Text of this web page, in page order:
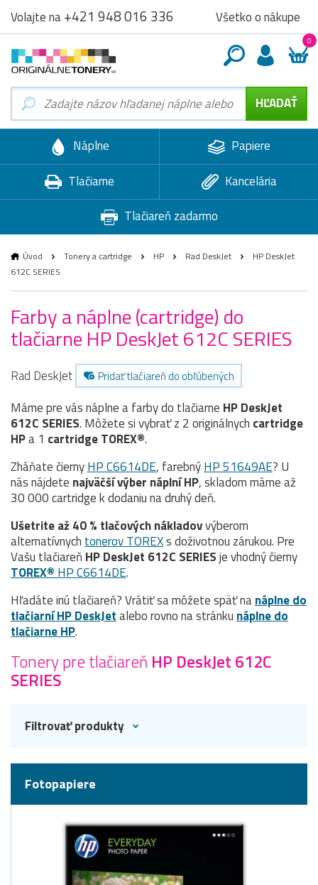
Volajte na+421 948 016 336 Všetko o nákupe
0
Náplne
Papiere
Tlačiarne
Kancelária
Tlačiareň zadarmo
Úvod Tonery a cartridge HP Rad DeskJet
HP DeskJet
612C SERIES
Farby a náplne (cartridge) do
tlačiarne HP DeskJet 612C SERIES
Rad DeskJet Pridať tlačiareň do obľúbených
Máme pre vás náplne a farby do tlačiarne HP DeskJet
612C SERIES. Môžete si vybrať z 2 originálnych cartridge
HPa 1 cartridge TOREX®.
Zháňate čiernyHP C6614DE, farebnýHP 51649AE? U
nás nájdete najväčší výber náplní HP, skladom máme až
30 000 cartridge k dodaniu na druhý deň.
Ušetrite až 40 % tlačových nákladovvýberom
alternatívnychtonerov TOREXs doživotnou zárukou. Pre
Vašu tlačiareň HP DeskJet 612C SERIESje vhodný čierny
TOREX®HP C6614DE.
Hľadáte inú tlačiareň? Vrátiť sa môžete späť nanáplne do
tlačiarní HP DeskJetalebo rovno na stránkunáplne do
tlačiarne HP.
Tonery pre tlačiareň HP DeskJet 612C
SERIES
Filtrovať produkty
Fotopapiere